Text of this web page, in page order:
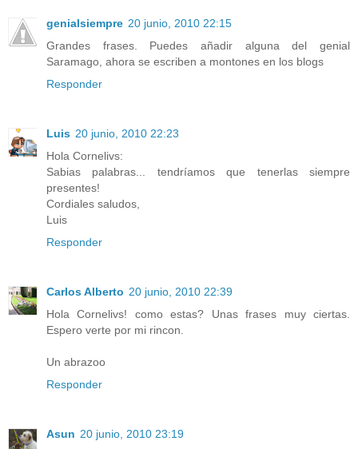
genialsiempre 20 junio, 2010 22:15
Grandes frases. Puedes añadir alguna del genial
Saramago, ahora se escriben a montones en los blogs
Responder
Luis 20 junio, 2010 22:23
Hola Cornelivs:
Sabias palabras... tendríamos que tenerlas siempre
presentes!
Cordiales saludos,
Luis
Responder
Carlos Alberto 20 junio, 2010 22:39
Hola Cornelivs! como estas? Unas frases muy ciertas.
Espero verte por mi rincon.
Un abrazoo
Responder
Asun 20 junio, 2010 23:19